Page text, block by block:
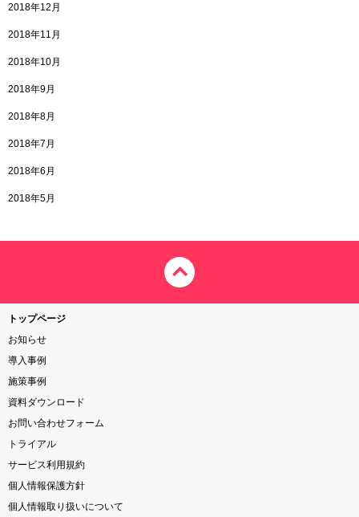
2018年12月
2018年11月
2018年10月
2018年9月
2018年8月
2018年7月
2018年6月
2018年5月
トップページ
お知らせ
導入事例
施策事例
資料ダウンロード
お問い合わせフォーム
トライアル
サービス利用規約
個人情報保護方針
個人情報取り扱いについて